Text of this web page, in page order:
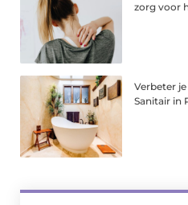
zorg voor
Verbeter
Sanitair in